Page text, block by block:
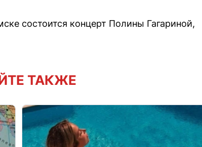
состоится концерт Полины Гагариной,
ТАКЖЕ